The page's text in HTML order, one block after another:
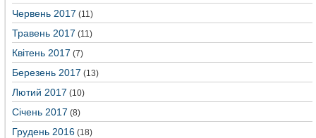
Червень 2017 (11)
Травень 2017 (11)
Квітень 2017 (7)
Березень 2017 (13)
Лютий 2017 (10)
Січень 2017 (8)
Грудень 2016 (18)